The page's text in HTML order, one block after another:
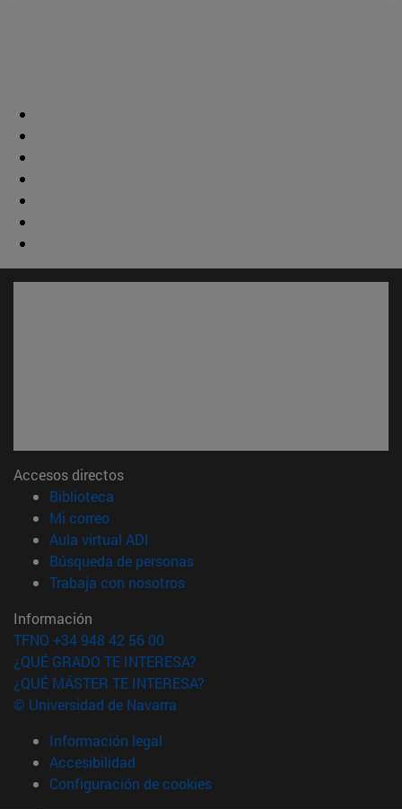
Accesos directos
Biblioteca
Mi correo(abre en nueva ventana)
Aula virtual ADI
Búsqueda de personas(abre en nueva ventana)
Trabaja con nosotros(abre en nueva ventana)
Información
TFNO +34 948 42 56 00
¿QUÉ GRADO TE INTERESA?
¿QUÉ MÁSTER TE INTERESA?
© Universidad de Navarra
Información legal
Accesibilidad
Configuración de cookies